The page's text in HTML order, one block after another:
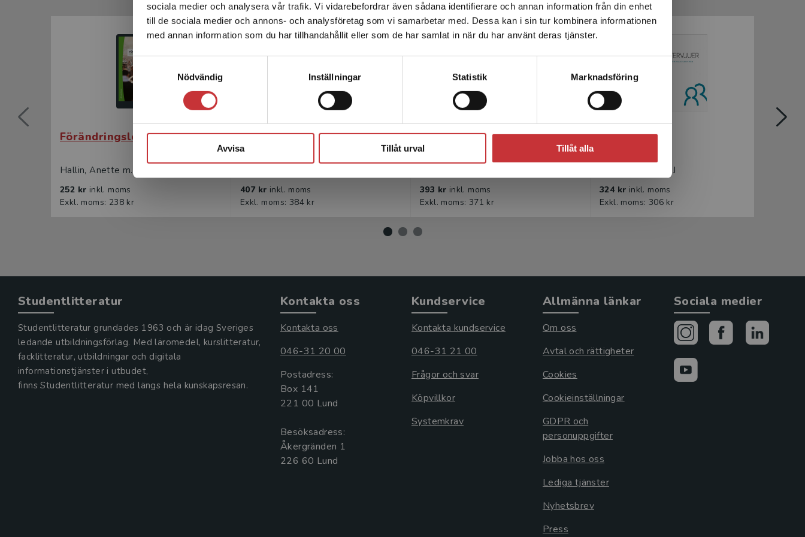
sociala medier och analysera vår trafik. Vi vidarebefordrar även sådana identifierare och annan information från din enhet
till de sociala medier och annons- och analysföretag som vi samarbetar med. Dessa kan i sin tur kombinera informationen
med annan information som du har tillhandahållit eller som de har samlat in när du har använt deras tjänster.
Nödvändig
Inställningar Statistik Marknadsföring
Avvisa Tillåt urval Tillåt alla
enhet utanför Sverige. Vi erbjuder inte leveranser utanför
Sverige. För att kunna slutföra ett köp måste
leveransadressen vara i Sverige.Läs mer
Förändringsledning
Hallin, Anette m.fl.
252 kr inkl. moms
Exkl. moms: 238 kr
Förändringsledning
407 kr inkl. moms
Exkl. moms: 384 kr
Change Management
393 kr inkl. moms
Exkl. moms: 371 kr
Intervjuer
Hallin, A - Helin, J
324 kr inkl. moms
Exkl. moms: 306 kr
Studentlitteratur
Studentlitteratur grundades 1963 och är idag Sveriges
ledande utbildningsförlag. Med läromedel, kurslitteratur,
facklitteratur, utbildningar och digitala
informationstjänster i utbudet,
finns Studentlitteratur med längs hela kunskapsresan.
Kontakta oss
Kontakta oss
046-31 20 00
Postadress:
Box 141
221 00 Lund
Besöksadress:
Åkergränden 1
Kundservice
Kontakta kundservice
046-31 21 00
Frågor och svar
Köpvillkor
Systemkrav
Allmänna länkar
Om oss
Avtal och rättigheter
Cookies
Cookieinställningar
GDPR och
personuppgifter
Jobba hos oss
Lediga tjänster
Nyhetsbrev
Press
Sociala medier